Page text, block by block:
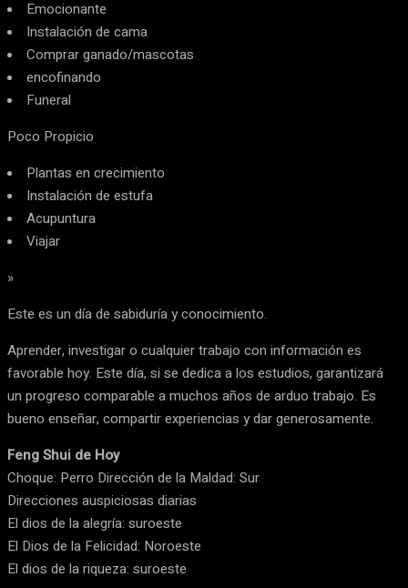
Emocionante
Instalación de cama
Comprar ganado/mascotas
encofinando
Funeral
Poco Propicio
Plantas en crecimiento
Instalación de estufa
Acupuntura
Viajar
»
Este es un día de sabiduría y conocimiento.
Aprender, investigar o cualquier trabajo con información es
favorable hoy. Este día, si se dedica a los estudios, garantizará
un progreso comparable a muchos años de arduo trabajo. Es
bueno enseñar, compartir experiencias y dar generosamente.
Feng Shui de Hoy
Choque: Perro Dirección de la Maldad: Sur
Direcciones auspiciosas diarias
El dios de la alegría: suroeste
El Dios de la Felicidad: Noroeste
El dios de la riqueza: suroeste